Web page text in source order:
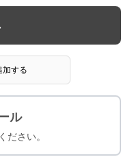
加する
ル
ださい。